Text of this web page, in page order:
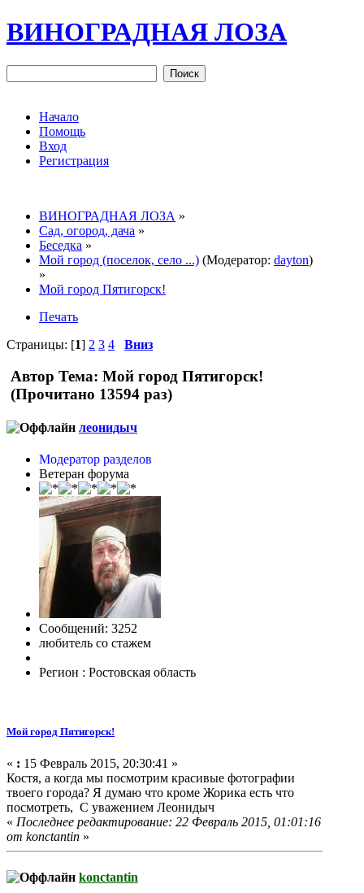
ВИНОГРАДНАЯ ЛОЗА
Начало
Помощь
Вход
Регистрация
ВИНОГРАДНАЯ ЛОЗА »
Сад, огород, дача »
Беседка »
Мой город (поселок, село ...) (Модератор: dayton)
»
Мой город Пятигорск!
Печать
Страницы: [1] 2 3 4 Вниз
Автор Тема: Мой город Пятигорск!
(Прочитано 13594 раз)
леонидыч
Модератор разделов
Ветеран форума
Сообщений: 3252
любитель со стажем
Регион : Ростовская область
Мой город Пятигорск!
« : 15 Февраль 2015, 20:30:41 »
Костя, а когда мы посмотрим красивые фотографии
твоего города? Я думаю что кроме Жорика есть что
посмотреть, С уважением Леонидыч
« Последнее редактирование: 22 Февраль 2015, 01:01:16
от konctantin »
konctantin